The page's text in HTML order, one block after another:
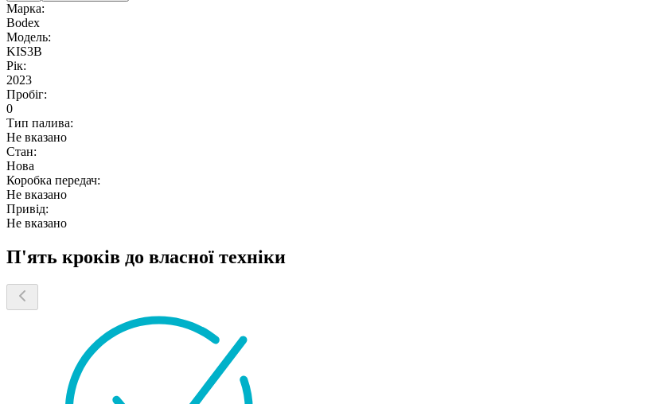
Марка:
Bodex
Модель:
KIS3B
Рік:
2023
Пробіг:
0
Тип палива:
Не вказано
Стан:
Нова
Коробка передач:
Не вказано
Привід:
Не вказано
П'ять кроків до власної техніки